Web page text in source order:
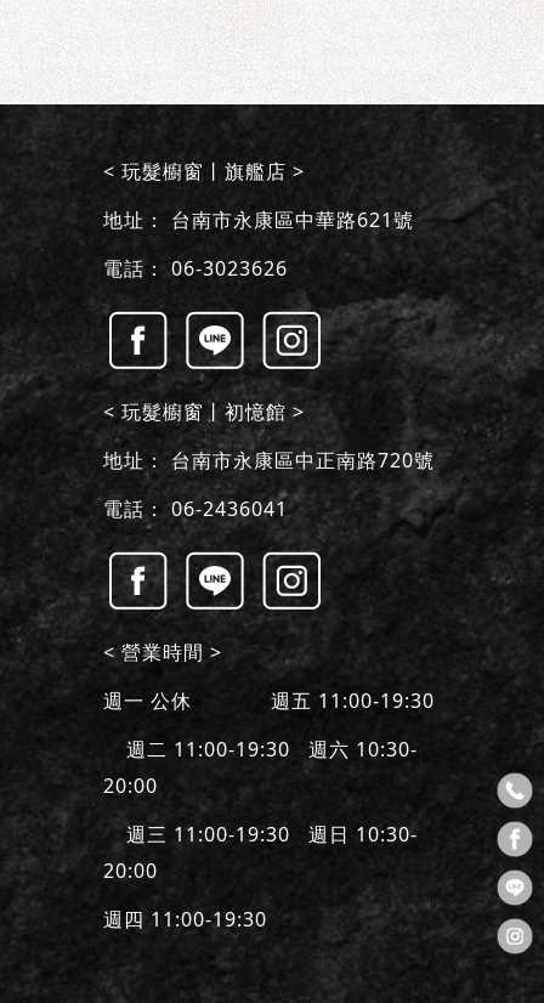
< 玩髮櫥窗丨旗艦店 >
地址： 台南市永康區中華路621號
電話： 06-3023626
< 玩髮櫥窗丨初憶館 >
地址：台南市永康區中正南路720號
電話：06-2436041
< 營業時間 >
週一 公休 週五 11:00-19:30
週二 11:00-19:30 週六 10:30-
20:00
週三 11:00-19:30 週日 10:30-
20:00
週四 11:00-19:30